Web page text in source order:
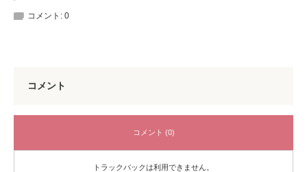
コメント: 0
コメント
コメント (0)
トラックバックは利用できません。